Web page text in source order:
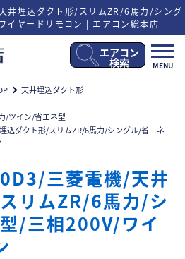
井埋込ダクト形/スリムZR/6馬力/シング
ヤードリモコン | エアコン総本店
メ
ニ
MENU
エアコン
検索
天井埋込ダクト形
/ツイン/省エネ型
込ダクト形/スリムZR/6馬力/シングル/省エネ
三菱電機/天井
リムZR/6馬力/シ
/三相200V/ワイ